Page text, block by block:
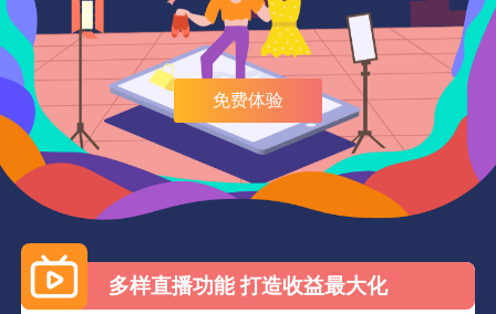
免费体验
多样直播功能 打造收益最大化